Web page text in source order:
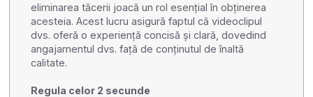
eliminarea tăcerii joacă un rol esențial în obținerea
acesteia. Acest lucru asigură faptul că videoclipul
dvs. oferă o experiență concisă și clară, dovedind
angajamentul dvs. față de conținutul de înaltă
calitate.
Regula celor 2 secunde